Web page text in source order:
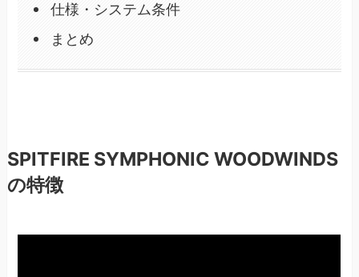
仕様・システム条件
まとめ
SPITFIRE SYMPHONIC WOODWINDS
の特徴